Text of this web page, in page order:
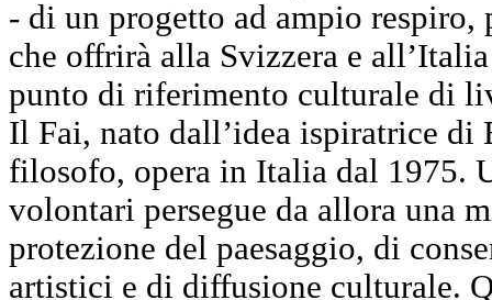
- di un progetto ad ampio
che offrirà alla Svizzera e
punto di riferimento culturale di
Il Fai, nato dall’idea ispiratrice di
filosofo, opera in Italia dal 1975.
volontari persegue da allora una
protezione del paesaggio, di
artistici e di diffusione culturale.